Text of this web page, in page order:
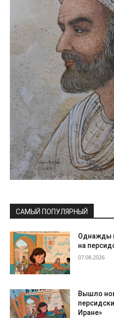
САМЫЙ ПОПУЛЯРНЫЙ
Однажды
на
07.08.2026
Вышло
Иране»